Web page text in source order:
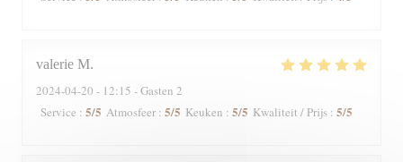
valerie M
2024-04-20 - 12:15 - Gasten 2
Service : 5/5 Atmosfeer : 5/5 Keuken : 5/5 Kwaliteit / Prijs : 5/5